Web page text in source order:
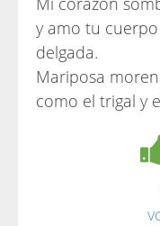
y amo tu
delgada.
Mariposa
como el trigal y